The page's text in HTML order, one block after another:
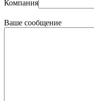
Компания
Ваше сообщение